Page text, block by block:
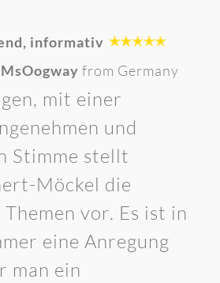
informativ
MsOogway from Germany
mit einer
und
Stimme stellt
Möckel die
vor. Es ist in
eine Anregung
man ein